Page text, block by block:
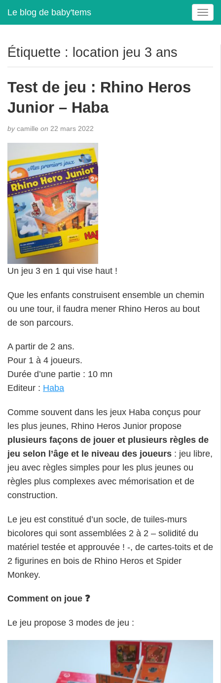
Le blog de baby'tems
T
o
e
Étiquette : location jeu 3 ans
Test de jeu : Rhino Heros
Junior – Haba
bycamille on 22 mars 2022
Un jeu 3 en 1 qui vise haut !
Que les enfants construisent ensemble un chemin
ou une tour, il faudra mener Rhino Heros au bout
de son parcours.
A partir de 2 ans.
Pour 1 à 4 joueurs.
Durée d’une partie : 10 mn
Editeur : Haba
Comme souvent dans les jeux Haba conçus pour
les plus jeunes, Rhino Heros Junior propose
plusieurs façons de jouer et plusieurs règles de
jeu selon l’âge et le niveau des joueurs : jeu libre,
jeu avec règles simples pour les plus jeunes ou
règles plus complexes avec mémorisation et de
construction.
Le jeu est constitué d’un socle, de tuiles-murs
bicolores qui sont assemblées 2 à 2 – solidité du
matériel testée et approuvée ! -, de cartes-toits et de
2 figurines en bois de Rhino Heros et Spider
Monkey.
Comment on joue ❓
Le jeu propose 3 modes de jeu :